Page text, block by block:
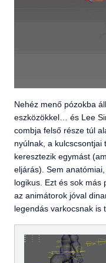
Nehéz menő pózokba
eszközökkel… és Lee
combja felső része túl
nyúlnak, a kulcscsontjai
keresztezik egymást
eljárás). Sem
logikus. Ezt és sok más
az animátorok jóval
legendás varkocsnak is